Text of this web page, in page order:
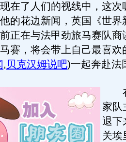
在了人们的视线中，这次
的花边新闻，英国《世界
正在与法甲劲旅马赛队商
赛，将会带上自己最喜欢
, 贝克汉姆说吧)一起奔赴法
在
家队
退下
关埃